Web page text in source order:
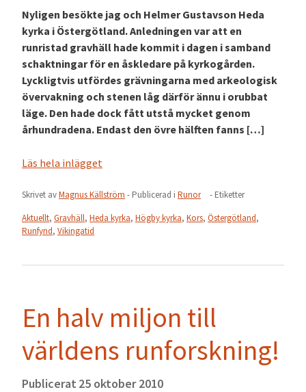
Nyligen besökte jag och Helmer Gustavson Heda
kyrka i Östergötland. Anledningen var att en
runristad gravhäll hade kommit i dagen i samband
schaktningar för en åskledare på kyrkogården.
Lyckligtvis utfördes grävningarna med arkeologisk
övervakning och stenen låg därför ännu i orubbat
läge. Den hade dock fått utstå mycket genom
århundradena. Endast den övre hälften fanns […]
Läs hela inlägget
Skrivet avMagnus Källström - Publicerad i Runor
- Etiketter
Aktuellt, Gravhäll, Heda kyrka, Högby kyrka, Kors, Östergötland,
Runfynd, Vikingatid
En halv miljon till
världens runforskning!
Publicerat 25 oktober 2010